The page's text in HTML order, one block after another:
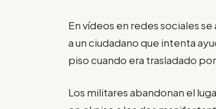
En vídeos en redes sociales
a un ciudadano que intenta
piso cuando era trasladado
Los militares abandonan el